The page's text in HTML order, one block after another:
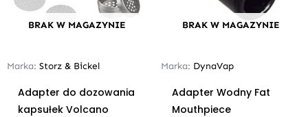
BRAK W MAGAZYNIE
Marka: Storz & Bickel
Adapter do dozowania
kapsułek Volcano
BRAK W MAGAZYNIE
Marka: DynaVap
Adapter Wodny Fat
Mouthpiece